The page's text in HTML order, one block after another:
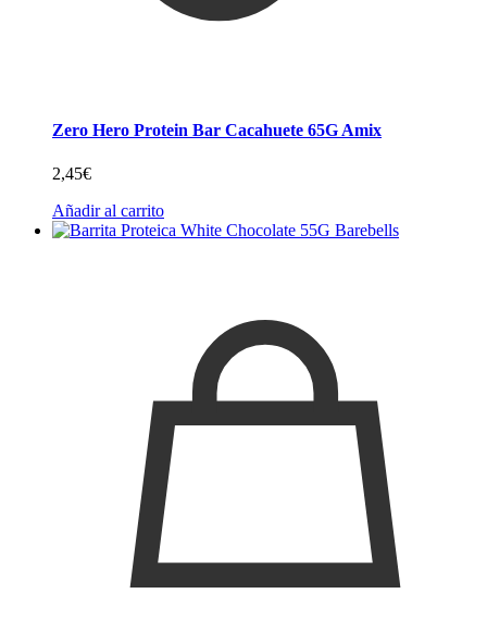
Zero Hero Protein Bar Cacahuete 65G Amix
2,45€
Añadir al carrito